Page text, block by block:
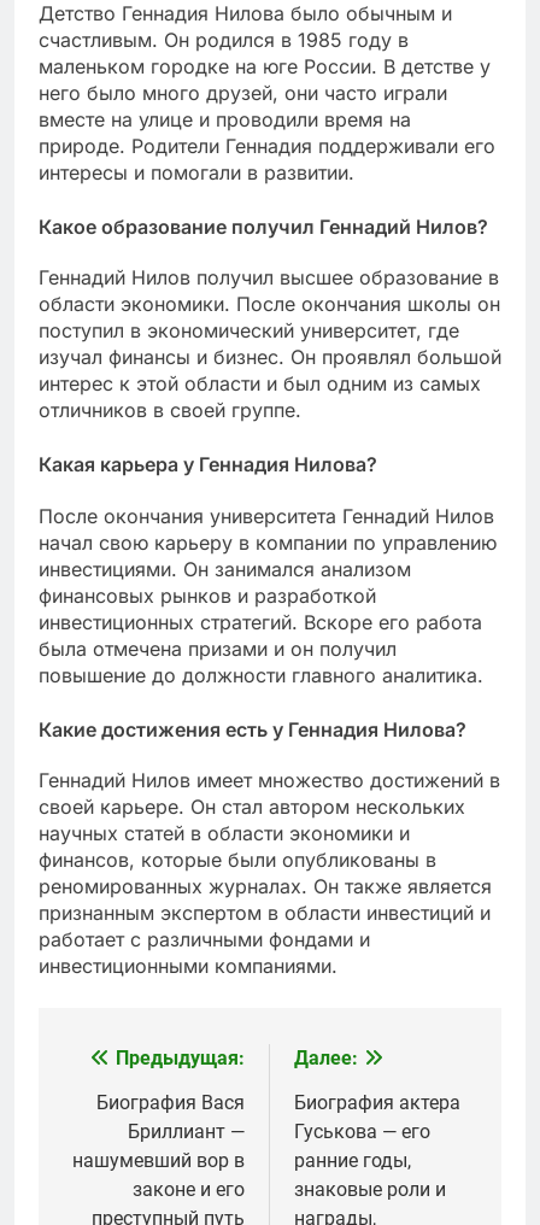
Детство Геннадия Нилова было обычным и
счастливым. Он родился в 1985 году в
маленьком городке на юге России. В детстве у
него было много друзей, они часто играли
вместе на улице и проводили время на
природе. Родители Геннадия поддерживали его
интересы и помогали в развитии.
Какое образование получил Геннадий Нилов?
Геннадий Нилов получил высшее образование в
области экономики. После окончания школы он
поступил в экономический университет, где
изучал финансы и бизнес. Он проявлял большой
интерес к этой области и был одним из самых
отличников в своей группе.
Какая карьера у Геннадия Нилова?
После окончания университета Геннадий Нилов
начал свою карьеру в компании по управлению
инвестициями. Он занимался анализом
финансовых рынков и разработкой
инвестиционных стратегий. Вскоре его работа
была отмечена призами и он получил
повышение до должности главного аналитика.
Какие достижения есть у Геннадия Нилова?
Геннадий Нилов имеет множество достижений в
своей карьере. Он стал автором нескольких
научных статей в области экономики и
финансов, которые были опубликованы в
реномированных журналах. Он также является
признанным экспертом в области инвестиций и
работает с различными фондами и
инвестиционными компаниями.
Навигация
записям
Предыдущая:
Биография Вася
Бриллиант —
нашумевший вор в
законе и его
преступный путь
Далее:
Биография актера
Гуськова — его
ранние годы,
знаковые роли и
награды,